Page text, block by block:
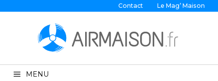
Contact Le Mag’ Maison
MENU